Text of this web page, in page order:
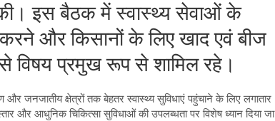
की। इस बैठक में स्वास्थ्य सेवाओं के
और किसानों के लिए खाद एवं बीज
विषय प्रमुख रूप से शामिल रहे।
जनजातीय क्षेत्रों तक बेहतर स्वास्थ्य सुविधाएं पहुंचाने के लिए लगातार
और आधुनिक चिकित्सा सुविधाओं की उपलब्धता पर विशेष ध्यान दिया जा